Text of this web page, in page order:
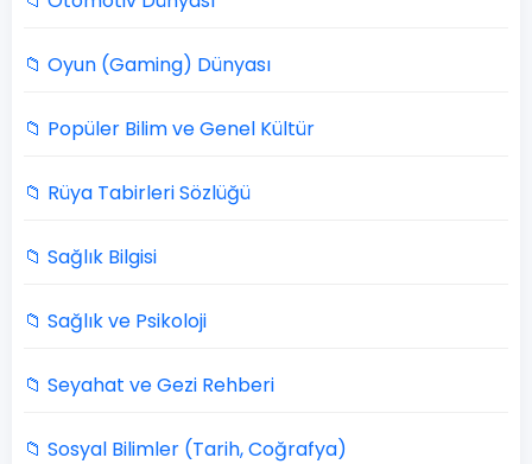
📁 Oyun (Gaming) Dünyası
📁 Popüler Bilim ve Genel Kültür
📁 Rüya Tabirleri Sözlüğü
📁 Sağlık Bilgisi
📁 Sağlık ve Psikoloji
📁 Seyahat ve Gezi Rehberi
📁 Sosyal Bilimler (Tarih, Coğrafya)